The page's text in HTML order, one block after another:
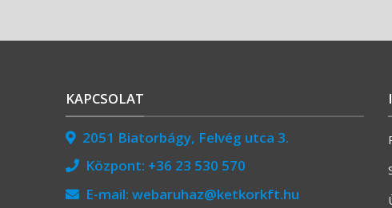
KAPCSOLAT
2051 Biatorbágy, Felvég utca 3.
Központ: +36 23 530 570
E-mail: webaruhaz@ketkorkft.hu